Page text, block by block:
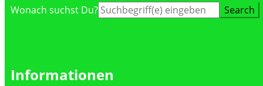
Suche
Wonach suchst Du?
Informationen